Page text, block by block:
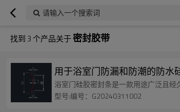
请输入一个搜索词
找到3个产品关于密封胶带
用于浴室门防漏和防潮的防水
浴室门硅胶密封条是一款用途广泛且经
型号:编号：G20240311002